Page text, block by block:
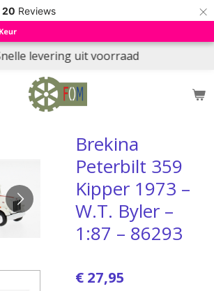
20 Reviews ×
levering uit voorraad
Brekina
Peterbilt 359
Kipper 1973 –
W.T. Byler –
1:87 – 86293
€ 27,95